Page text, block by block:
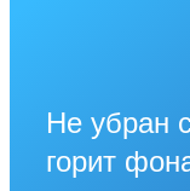
Не убран
горит